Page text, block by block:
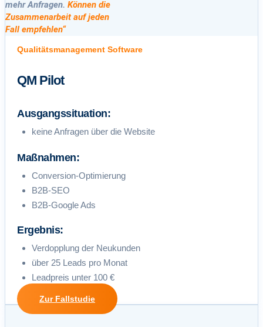
mehr Anfragen. Können die
Zusammenarbeit auf jeden
Fall empfehlen“
Qualitätsmanagement Software
QM Pilot
Ausgangssituation:
keine Anfragen über die Website
Maßnahmen:
Conversion-Optimierung
B2B-SEO
B2B-Google Ads
Ergebnis:
Verdopplung der Neukunden
über 25 Leads pro Monat
Leadpreis unter 100 €
Zur Fallstudie